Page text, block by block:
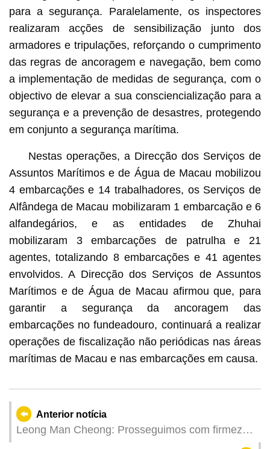
para a segurança. Paralelamente, os inspectores
realizaram acções de sensibilização junto dos
armadores e tripulações, reforçando o cumprimento
das regras de ancoragem e navegação, bem como
a implementação de medidas de segurança, com o
objectivo de elevar a sua consciencialização para a
segurança e a prevenção de desastres, protegendo
em conjunto a segurança marítima.
Nestas operações, a Direcção dos Serviços de
Assuntos Marítimos e de Água de Macau mobilizou
4 embarcações e 14 trabalhadores, os Serviços de
Alfândega de Macau mobilizaram 1 embarcação e 6
alfandegários, e as entidades de Zhuhai
mobilizaram 3 embarcações de patrulha e 21
agentes, totalizando 8 embarcações e 41 agentes
envolvidos. A Direcção dos Serviços de Assuntos
Marítimos e de Água de Macau afirmou que, para
garantir a segurança da ancoragem das
embarcações no fundeadouro, continuará a realizar
operações de fiscalização não periódicas nas áreas
marítimas de Macau e nas embarcações em causa.
Anterior notícia
Leong Man Cheong: Prosseguimos com firmeza,